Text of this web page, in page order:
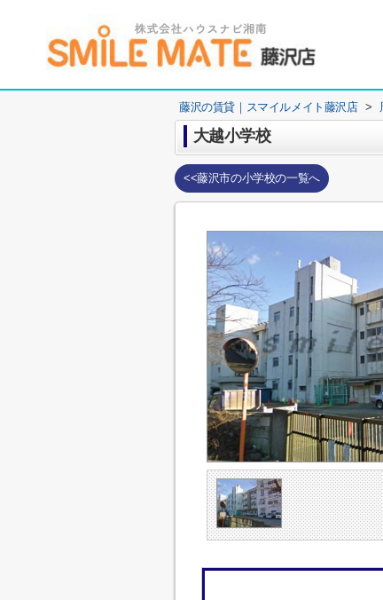
藤沢の賃貸｜スマイルメイト藤沢店 >
大越小学校
<<藤沢市の小学校の一覧へ